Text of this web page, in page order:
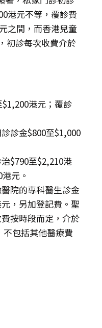
港元不等，覆診費
之間，而香港兒童
初診每次收費介於
港元；覆診
診金$800至$1,000
$790至$2,210港
元。
院的專科醫生診金
，另加登記費。聖
按時段而定，介於
不包括其他醫療費